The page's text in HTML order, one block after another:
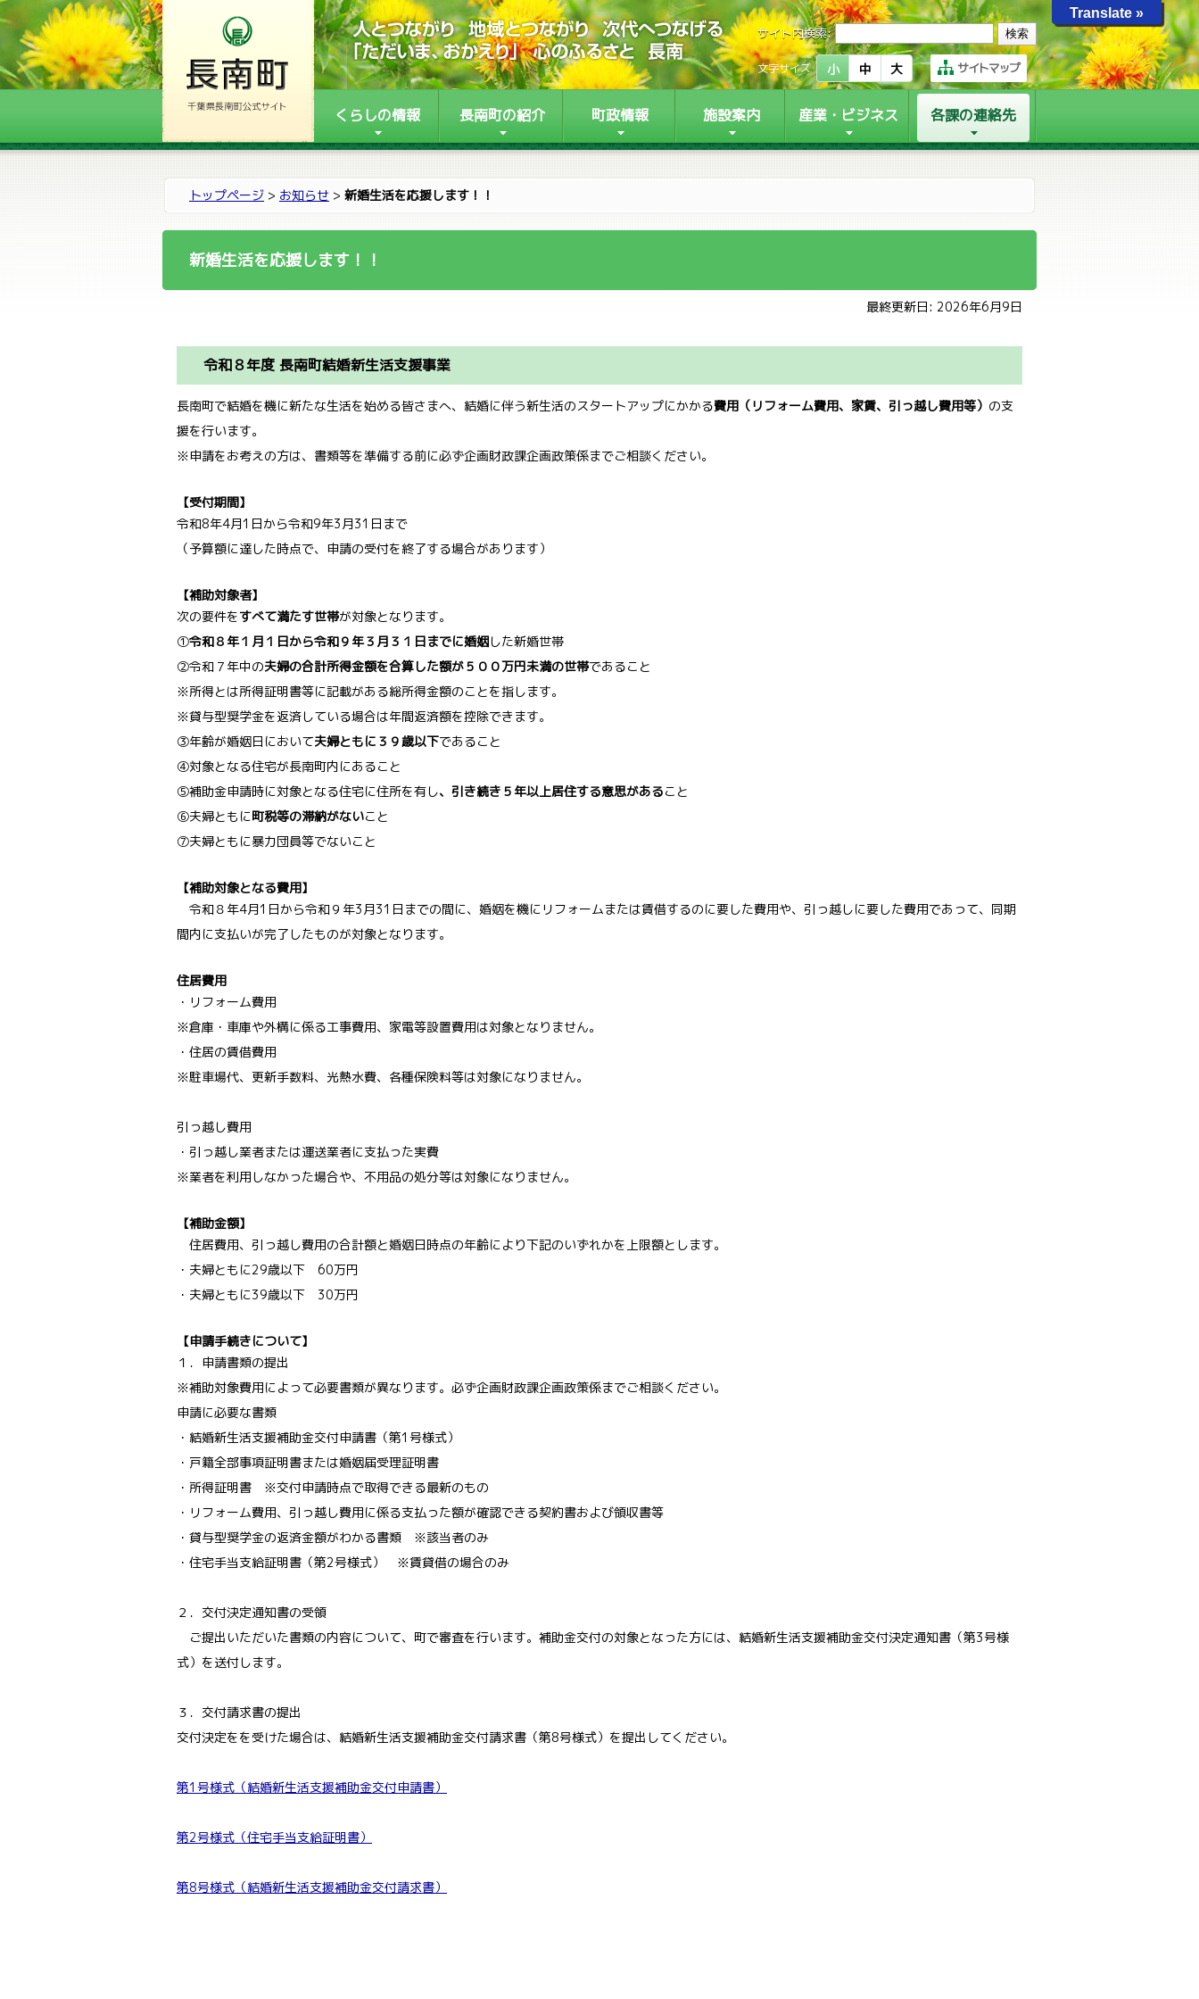
サイト内検索:
文字サイズ 小 中 大 サイトマップ
くらしの情報 長南町の紹介 町政情報 施設案内 産業・ビジネス 各課の連絡先
トップページ > お知らせ > 新婚生活を応援します！！
新婚生活を応援します！！
最終更新日: 2026年6月9日
令和８年度 長南町結婚新生活支援事業
長南町で結婚を機に新たな生活を始める皆さまへ、結婚に伴う新生活のスタートアップにかかる費用（リフォーム費用、家賃、引っ越し費用等） の支
援を行います。
※申請をお考えの方は、書類等を準備する前に必ず企画財政課企画政策係までご相談ください。
【受付期間】
令和8年4月1日から令和9年3月31日まで
（予算額に達した時点で、申請の受付を終了する場合があります）
【補助対象者】
次の要件をすべて満たす世帯が対象となります。
①令和８年１月１日から令和９年３月３１日までに婚姻した新婚世帯
②令和７年中の夫婦の合計所得金額を合算した額が５００万円未満の世帯であること
※所得とは所得証明書等に記載がある総所得金額のことを指します。
※貸与型奨学金を返済している場合は年間返済額を控除できます。
③年齢が婚姻日において夫婦ともに３９歳以下であること
④対象となる住宅が長南町内にあること
⑤補助金申請時に対象となる住宅に住所を有し、引き続き５年以上居住する意思があること
⑥夫婦ともに町税等の滞納がないこと
⑦夫婦ともに暴力団員等でないこと
【補助対象となる費用】
令和８年4月1日から令和９年3月31日までの間に、婚姻を機にリフォームまたは賃借するのに要した費用や、引っ越しに要した費用であって、同期
間内に支払いが完了したものが対象となります。
住居費用
・リフォーム費用
※倉庫・車庫や外構に係る工事費用、家電等設置費用は対象となりません。
・住居の賃借費用
※駐車場代、更新手数料、光熱水費、各種保険料等は対象になりません。
引っ越し費用
・引っ越し業者または運送業者に支払った実費
※業者を利用しなかった場合や、不用品の処分等は対象になりません。
【補助金額】
住居費用、引っ越し費用の合計額と婚姻日時点の年齢により下記のいずれかを上限額とします。
・夫婦ともに29歳以下 60万円
・夫婦ともに39歳以下 30万円
【申請手続きについて】
１．申請書類の提出
※補助対象費用によって必要書類が異なります。必ず企画財政課企画政策係までご相談ください。
申請に必要な書類
・結婚新生活支援補助金交付申請書（第1号様式）
・戸籍全部事項証明書または婚姻届受理証明書
・所得証明書 ※交付申請時点で取得できる最新のもの
・リフォーム費用、引っ越し費用に係る支払った額が確認できる契約書および領収書等
・貸与型奨学金の返済金額がわかる書類 ※該当者のみ
・住宅手当支給証明書（第2号様式） ※賃貸借の場合のみ
２．交付決定通知書の受領
ご提出いただいた書類の内容について、町で審査を行います。補助金交付の対象となった方には、結婚新生活支援補助金交付決定通知書（第3号様
式）を送付します。
３．交付請求書の提出
交付決定をを受けた場合は、結婚新生活支援補助金交付請求書（第8号様式）を提出してください。
第1号様式（結婚新生活支援補助金交付申請書）
第2号様式（住宅手当支給証明書）
第8号様式（結婚新生活支援補助金交付請求書）
Translate »